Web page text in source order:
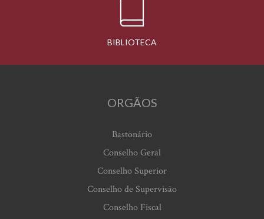
BIBLIOTECA
ORGÃOS
Bastonário
Conselho Geral
Conselho Superior
Conselho de Supervisão
Conselho Fiscal